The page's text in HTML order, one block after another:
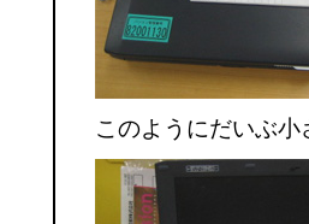
このようにだいぶ小